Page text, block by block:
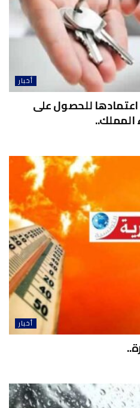
أخبار
للحصول على
أخبار